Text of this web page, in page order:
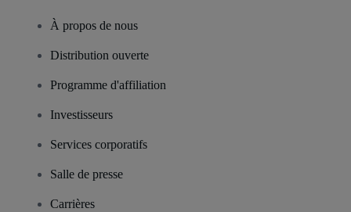
À propos de nous
Distribution ouverte
Programme d'affiliation
Investisseurs
Services corporatifs
Salle de presse
Carrières